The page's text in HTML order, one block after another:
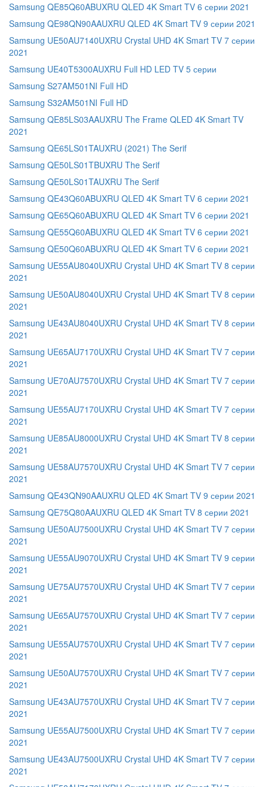
Samsung QE85Q60ABUXRU QLED 4K Smart TV 6 серии 2021
Samsung QE98QN90AAUXRU QLED 4K Smart TV 9 серии 2021
Samsung UE50AU7140UXRU Crystal UHD 4K Smart TV 7 серии
2021
Samsung UE40T5300AUXRU Full HD LED TV 5 серии
Samsung S27AM501NI Full HD
Samsung S32AM501NI Full HD
Samsung QE85LS03AAUXRU The Frame QLED 4K Smart TV
2021
Samsung QE65LS01TAUXRU (2021) The Serif
Samsung QE50LS01TBUXRU The Serif
Samsung QE50LS01TAUXRU The Serif
Samsung QE43Q60ABUXRU QLED 4K Smart TV 6 серии 2021
Samsung QE65Q60ABUXRU QLED 4K Smart TV 6 серии 2021
Samsung QE55Q60ABUXRU QLED 4K Smart TV 6 серии 2021
Samsung QE50Q60ABUXRU QLED 4K Smart TV 6 серии 2021
Samsung UE55AU8040UXRU Crystal UHD 4K Smart TV 8 серии
2021
Samsung UE50AU8040UXRU Crystal UHD 4K Smart TV 8 серии
2021
Samsung UE43AU8040UXRU Crystal UHD 4K Smart TV 8 серии
2021
Samsung UE65AU7170UXRU Crystal UHD 4K Smart TV 7 серии
2021
Samsung UE70AU7570UXRU Crystal UHD 4K Smart TV 7 серии
2021
Samsung UE55AU7170UXRU Crystal UHD 4K Smart TV 7 серии
2021
Samsung UE85AU8000UXRU Crystal UHD 4K Smart TV 8 серии
2021
Samsung UE58AU7570UXRU Crystal UHD 4K Smart TV 7 серии
2021
Samsung QE43QN90AAUXRU QLED 4K Smart TV 9 серии 2021
Samsung QE75Q80AAUXRU QLED 4K Smart TV 8 серии 2021
Samsung UE50AU7500UXRU Crystal UHD 4K Smart TV 7 серии
2021
Samsung UE55AU9070UXRU Crystal UHD 4K Smart TV 9 серии
2021
Samsung UE75AU7570UXRU Crystal UHD 4K Smart TV 7 серии
2021
Samsung UE65AU7570UXRU Crystal UHD 4K Smart TV 7 серии
2021
Samsung UE55AU7570UXRU Crystal UHD 4K Smart TV 7 серии
2021
Samsung UE50AU7570UXRU Crystal UHD 4K Smart TV 7 серии
2021
Samsung UE43AU7570UXRU Crystal UHD 4K Smart TV 7 серии
2021
Samsung UE55AU7500UXRU Crystal UHD 4K Smart TV 7 серии
2021
Samsung UE43AU7500UXRU Crystal UHD 4K Smart TV 7 серии
2021